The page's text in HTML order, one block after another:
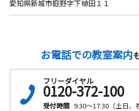
愛知県新城市庭野字下植田１１
お電話での教室案内
フリーダイヤル
0120-372-100
受付時間 9:30～17:30（土日、